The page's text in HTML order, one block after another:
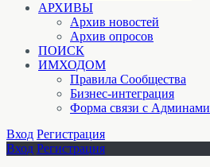
АРХИВЫ
Архив новостей
Архив опросов
ПОИСК
ИМХОДОМ
Правила Сообщества
Бизнес-интеграция
Форма связи с Админами
Вход Регистрация
Вход Регистрация